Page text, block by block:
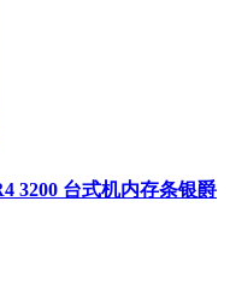
3200 台式机内存条银爵